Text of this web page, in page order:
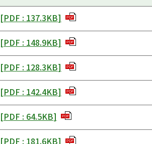
[PDF : 137.3KB] PDF
[PDF : 148.9KB] PDF
[PDF : 128.3KB] PDF
[PDF : 142.4KB] PDF
[PDF : 64.5KB] PDF
[PDF : 181.6KB] PDF